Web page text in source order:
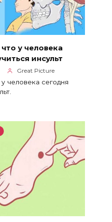
у человека
инсульт
Great Picture
человека сегодня